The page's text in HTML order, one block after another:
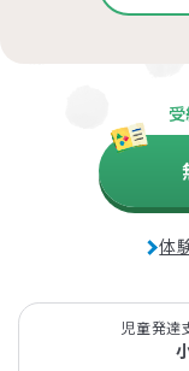
体
児童発達